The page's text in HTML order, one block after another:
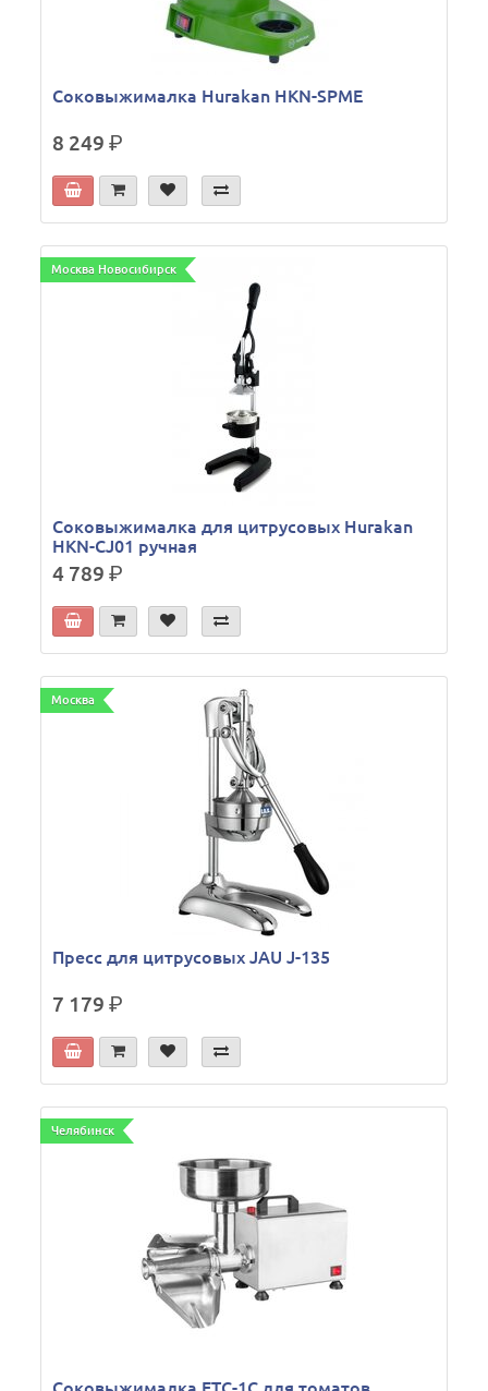
Соковыжималка Hurakan HKN-SPME
8 249р.
Москва Новосибирск
Соковыжималка для цитрусовых Hurakan
HKN-CJ01 ручная
4 789р.
Москва
Пресс для цитрусовых JAU J-135
7 179р.
Челябинск